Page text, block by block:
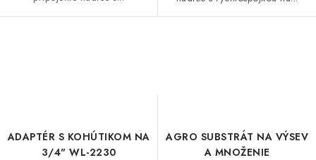
ADAPTÉR S KOHÚTIKOM NA
3/4" WL-2230
AGRO SUBSTRÁT NA VÝSEV
A MNOŽENIE